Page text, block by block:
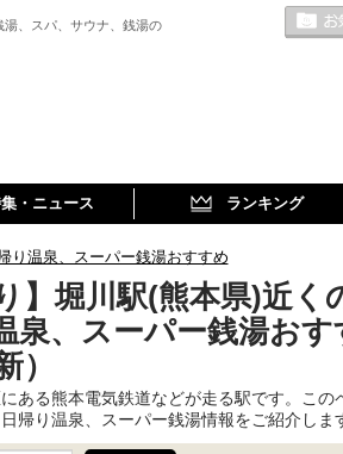
、スパ、サウナ、銭湯の
・ニュース ランキング
り温泉、スーパー銭湯おすすめ
】堀川駅(熊本県)近く
泉、スーパー銭湯おす
）
ある熊本電気鉄道などが走る駅です。こ
帰り温泉、スーパー銭湯情報をご紹介しま